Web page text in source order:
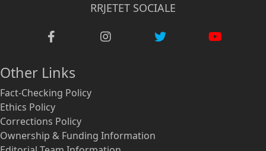
RRJETET SOCIALE
Other Links
Fact-Checking Policy
Ethics Policy
Corrections Policy
Ownership & Funding Information